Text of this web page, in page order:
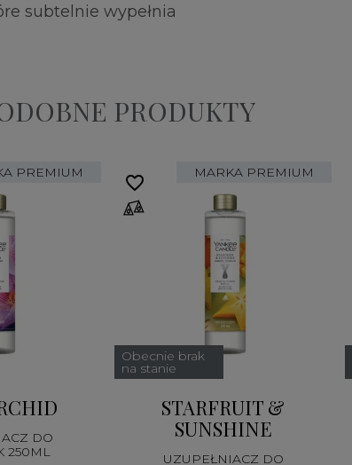
subtelnie wypełnia
PRODUKTY
PREMIUM
DO
250ML
MARKA PREMIUM
Obecnie brak
na stanie
STARFRUIT &
SUNSHINE
UZUPEŁNIACZ DO
favorite_border